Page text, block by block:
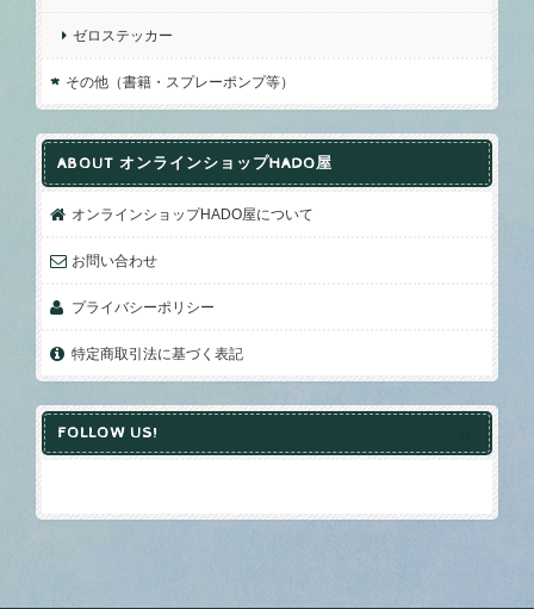
ゼロステッカー
その他（書籍・スプレーポンプ等）
ABOUT オンラインショップHADO屋
オンラインショップHADO屋について
お問い合わせ
プライバシーポリシー
特定商取引法に基づく表記
FOLLOW US!